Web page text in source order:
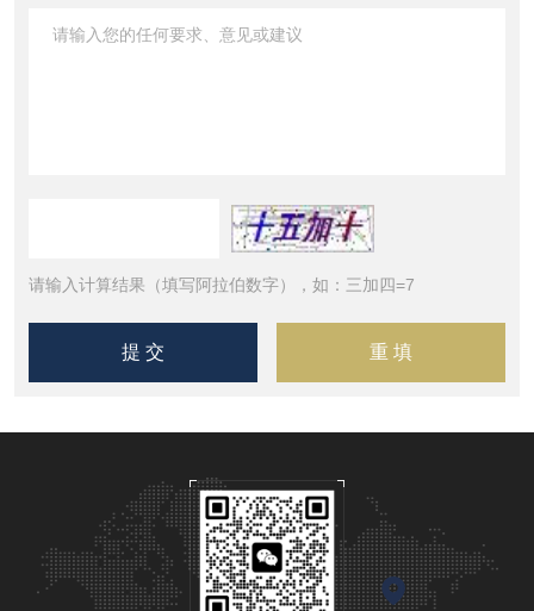
请输入计算结果（填写阿拉伯数字），如：三加四=7